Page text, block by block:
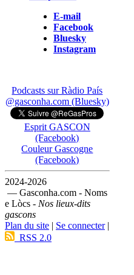
E-mail
Facebook
Bluesky
Instagram
Podcasts sur Ràdio País
@gasconha.com (Bluesky)
Esprit GASCON
(Facebook)
Couleur Gascogne
(Facebook)
2024-2026
— Gasconha.com - Noms
e Lòcs - Nos lieux-dits
gascons
Plan du site | Se connecter|
RSS 2.0